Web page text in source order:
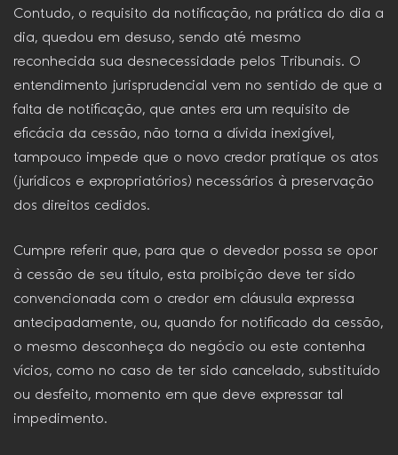
Contudo, o requisito da notificação, na prática do dia a
dia, quedou em desuso, sendo até mesmo
reconhecida sua desnecessidade pelos Tribunais. O
entendimento jurisprudencial vem no sentido de que a
falta de notificação, que antes era um requisito de
eficácia da cessão, não torna a dívida inexigível,
tampouco impede que o novo credor pratique os atos
(jurídicos e expropriatórios) necessários à preservação
dos direitos cedidos.
Cumpre referir que, para que o devedor possa se opor
à cessão de seu título, esta proibição deve ter sido
convencionada com o credor em cláusula expressa
antecipadamente, ou, quando for notificado da cessão,
o mesmo desconheça do negócio ou este contenha
vícios, como no caso de ter sido cancelado, substituído
ou desfeito, momento em que deve expressar tal
impedimento.